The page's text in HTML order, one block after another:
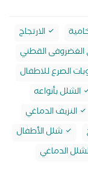
الارتجاج
الغضروفى القطني
الصرع للاطفال
الشلل بأنواعه
النزيف الدماغي
شلل الأطفال
الدماغي